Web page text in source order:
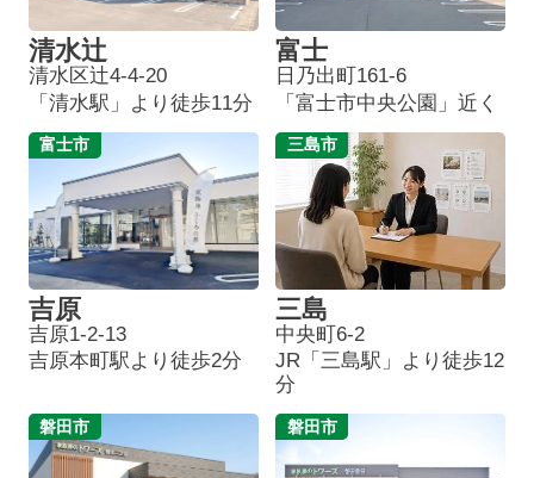
清水辻
清水区辻4-4-20
「清水駅」より徒歩11分
富士
日乃出町161-6
「富士市中央公園」近く
富士市
吉原
吉原1-2-13
吉原本町駅より徒歩2分
三島市
三島
中央町6-2
JR「三島駅」より徒歩12
分
磐田市 磐田市